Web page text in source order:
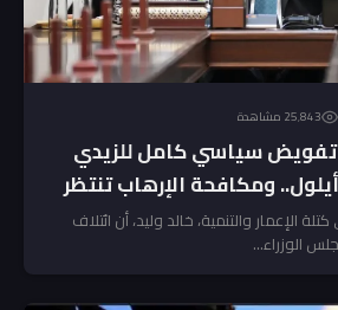
25٬843 مشاهدة
تفويض سياسي كامل للزيدي
ومكافحة الإرهاب تنتظر
الإعمار والتنمية، خالد وليد، أن ائتلاف
الوزراء...